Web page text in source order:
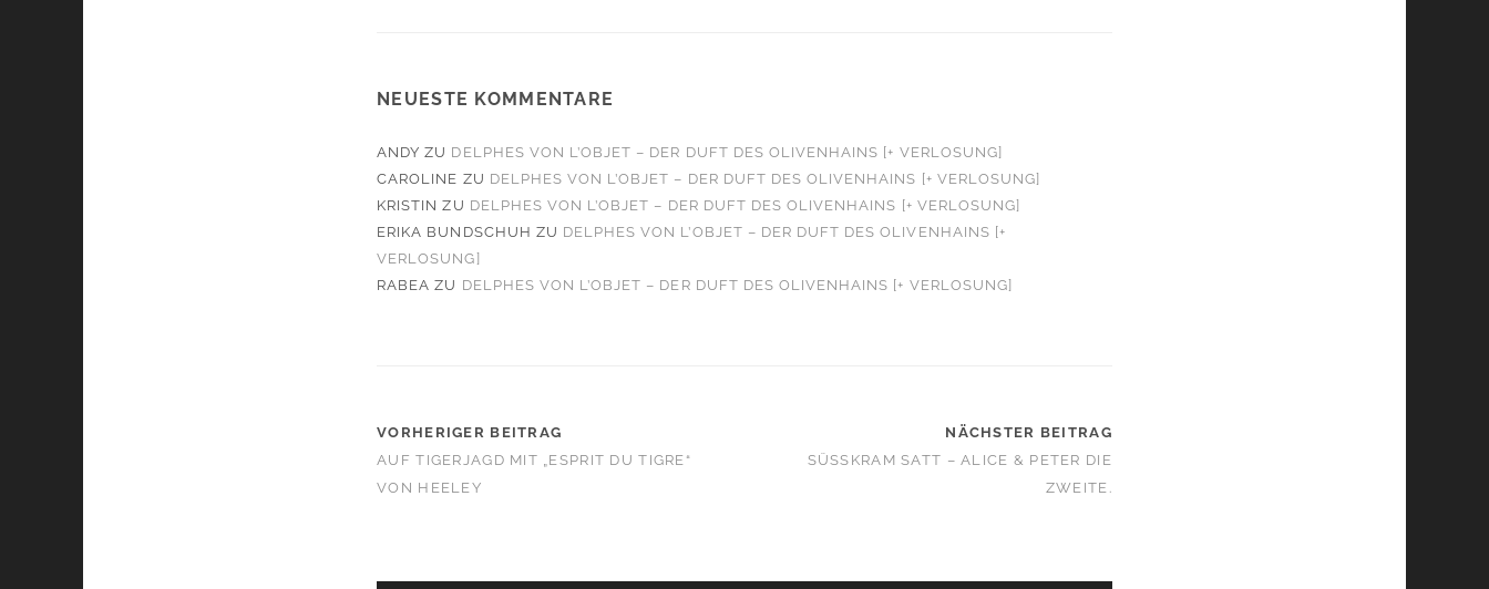
NEUESTE KOMMENTARE
ANDY ZU DELPHES VON L’OBJET – DER DUFT DES OLIVENHAINS [+ VERLOSUNG]
CAROLINE ZU DELPHES VON L’OBJET – DER DUFT DES OLIVENHAINS [+ VERLOSUNG]
KRISTIN ZU DELPHES VON L’OBJET – DER DUFT DES OLIVENHAINS [+ VERLOSUNG]
ERIKA BUNDSCHUH ZU DELPHES VON L’OBJET – DER DUFT DES OLIVENHAINS [+
VERLOSUNG]
RABEA ZU DELPHES VON L’OBJET – DER DUFT DES OLIVENHAINS [+ VERLOSUNG]
VORHERIGER BEITRAG
AUF TIGERJAGD MIT „ESPRIT DU TIGRE“
VON HEELEY
NÄCHSTER BEITRAG
SÜSSKRAM SATT – ALICE & PETER DIE Z
WEITE.